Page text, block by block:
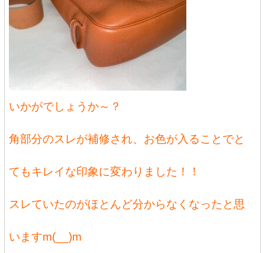
いかがでしょうか～？
角部分のスレが補修され、お色が入ることでと
てもキレイな印象に変わりました！！
スレていたのがほとんど分からなくなったと思
いますm(__)m